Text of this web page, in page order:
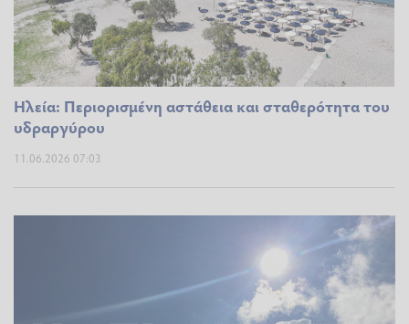
Ηλεία: Περιορισμένη αστάθεια και σταθερότητα του
υδραργύρου
11.06.2026 07:03